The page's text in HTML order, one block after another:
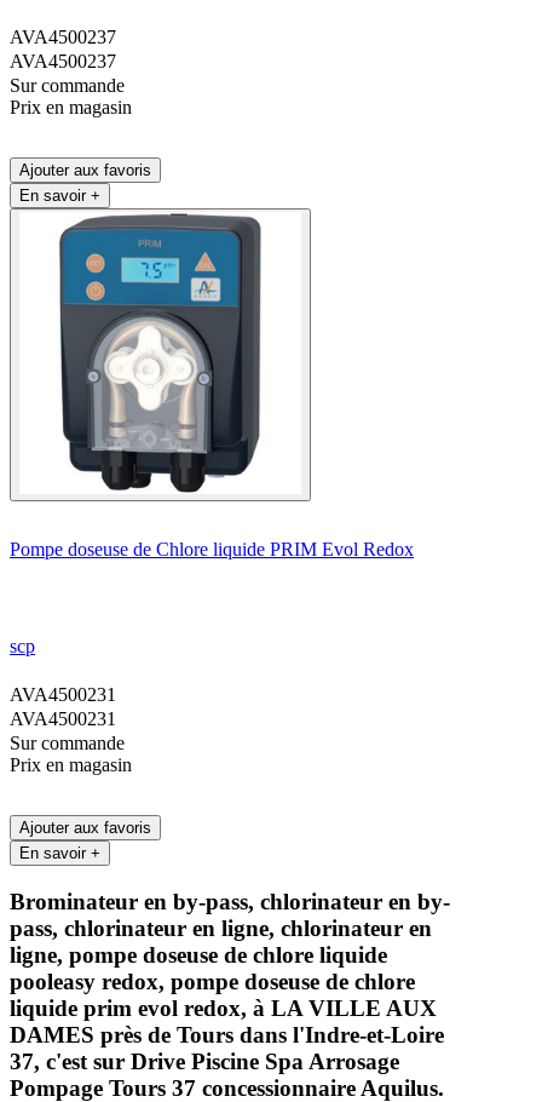
AVA4500237
AVA4500237
Sur commande
Prix en magasin
Ajouter aux favoris
En savoir +
Pompe doseuse de Chlore liquide PRIM Evol Redox
scp
AVA4500231
AVA4500231
Sur commande
Prix en magasin
Ajouter aux favoris
En savoir +
Brominateur en by-pass, chlorinateur en by-
pass, chlorinateur en ligne, chlorinateur en
ligne, pompe doseuse de chlore liquide
pooleasy redox, pompe doseuse de chlore
liquide prim evol redox, à LA VILLE AUX
DAMES près de Tours dans l'Indre-et-Loire
37, c'est sur Drive Piscine Spa Arrosage
Pompage Tours 37 concessionnaire Aquilus.